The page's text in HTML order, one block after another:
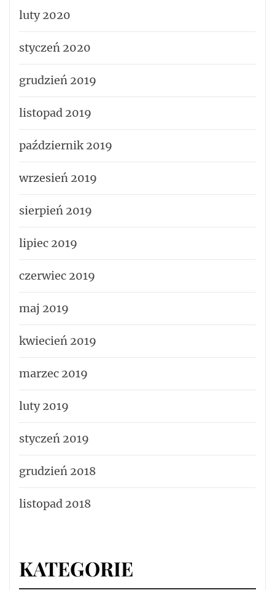
luty 2020
styczeń 2020
grudzień 2019
listopad 2019
październik 2019
wrzesień 2019
sierpień 2019
lipiec 2019
czerwiec 2019
maj 2019
kwiecień 2019
marzec 2019
luty 2019
styczeń 2019
grudzień 2018
listopad 2018
KATEGORIE